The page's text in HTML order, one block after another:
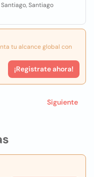
Santiago
tu alcance global con
¡Registrate ahora!
Siguiente